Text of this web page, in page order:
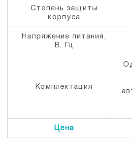
Степень защиты
корпуса
Напряжение питания,
В, Гц
Комплектация
Цена